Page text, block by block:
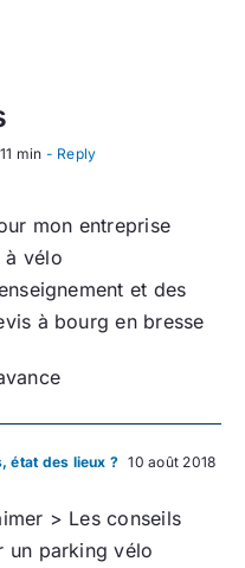
min - Reply
mon entreprise
à vélo
et des
à bourg en bresse
état des lieux ? 10 août 2018
> Les conseils
un parking vélo